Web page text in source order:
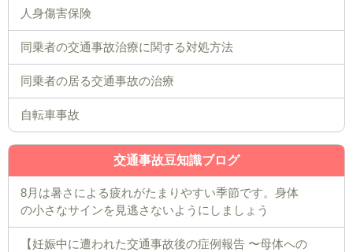
人身傷害保険
同乗者の交通事故治療に関する対処方法
同乗者の居る交通事故の治療
自転車事故
交通事故豆知識ブログ
8月は暑さによる疲れがたまりやすい季節です。身体
の小さなサインを見逃さないようにしましょう
【妊娠中に遭われた交通事故後の症例報告 〜母体への